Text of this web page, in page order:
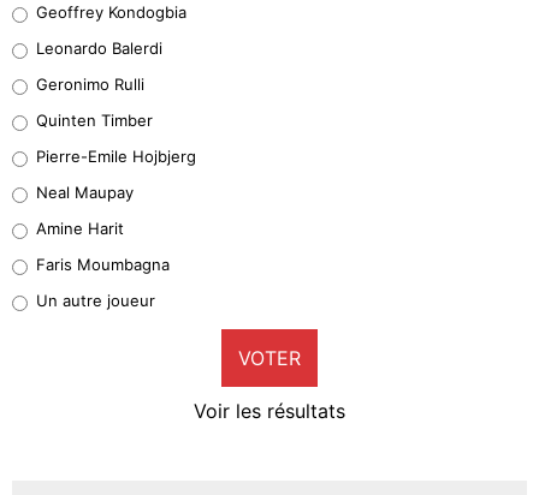
38%
32%
4%
1%
9%
Geoffrey Kondogbia
Leonardo Balerdi
Geronimo Rulli
Quinten Timber
Pierre-Emile Hojbjerg
Neal Maupay
Amine Harit
Faris Moumbagna
Un autre joueur
VOTER
Voir les résultats